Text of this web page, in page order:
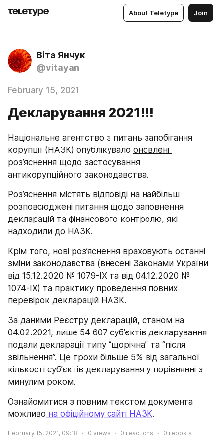
About Teletype Join
Віта Янчук
@vitayan
February 15, 2021
Декларування 2021!!!
Національне агентство з питань запобігання
корупції (НАЗК) опублікувало оновлені
роз’яснення щодо застосування
антикорупційного законодавства.
Роз’яснення містять відповіді на найбільш
розповсюджені питання щодо заповнення
декларацій та фінансового контролю, які
надходили до НАЗК.
Крім того, нові роз’яснення враховують останні
зміни законодавства (внесені Законами України
від 15.12.2020 № 1079-ІХ та від 04.12.2020 №
1074-ІХ) та практику проведення повних
перевірок декларацій НАЗК.
За даними Реєстру декларацій, станом на
04.02.2021, лише 54 607 суб’єктів декларування
подали декларації типу “щорічна” та “після
звільнення”. Це трохи більше 5% від загальної
кількості суб’єктів декларування у порівнянні з
минулим роком.
Ознайомитися з повним текстом документа
можливо на офіційному сайті НАЗК.
February 15, 2021, 09:18 0 views 0 reactions 0 reposts